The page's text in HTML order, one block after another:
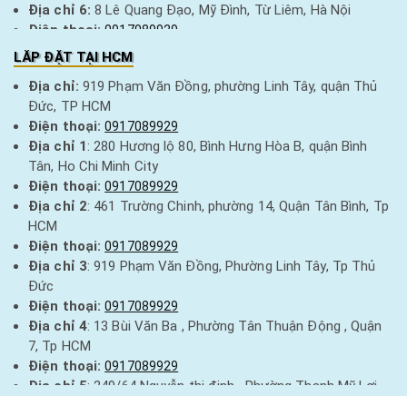
Địa chỉ 6: 8 Lê Quang Đạo, Mỹ Đình, Từ Liêm, Hà Nội
Điện thoại: 0917089929
Địa chỉ 7:376 Quang Trung, Hà Đông, Hà Nội
Điện thoại: 0917089929
Địa chỉ 8: 15 Hàng Điếu, Hoàn Kiếm, Hà Nội
Điện thoại: 0917089929
Địa chỉ 9:256 Thái Thịnh, Đống Đa, Hà Nội
Điện thoại: 0917089929
Địa chỉ 10: 92 Nguyễn Trãi, Thanh Xuân, Hà Nội
Điện thoại: 0917089929
Địa chỉ 11:85 Nguyễn Bình Khiêm, Ngô Quyền, Hải Phòng
Điện thoại:
Địa chỉ 12:105 Nguyễn Viết Xuân, thành phố Ninh Bình
Điện thoại: 0917089929
Địa chỉ 13:
Điện thoại: 0917089929
Địa chỉ 14:36 Ngọc Huệ, thị xã Bỉm Sơn, Thanh Hoá
Điện thoại:
LĂP ĐẶT TẠI HCM
Địa chỉ: 919 Phạm Văn Đồng, phường Linh Tây, quận Thủ
Đức, TP HCM
Điện thoại: 0917089929
Địa chỉ 1: 280 Hương lộ 80, Bình Hưng Hòa B, quận Bình
Tân, Ho Chi Minh City
Điện thoại: 0917089929
Địa chỉ 2: 461 Trường Chinh, phường 14, Quận Tân Bình, Tp
HCM
Điện thoại: 0917089929
Địa chỉ 3: 919 Phạm Văn Đồng, Phường Linh Tây, Tp Thủ
Đức
Điện thoại: 0917089929
Địa chỉ 4: 13 Bùi Văn Ba , Phường Tân Thuận Động , Quận
7, Tp HCM
Điện thoại: 0917089929
Địa chỉ 5: 249/64 Nguyễn thị định , Phường Thạnh Mỹ Lợi ,